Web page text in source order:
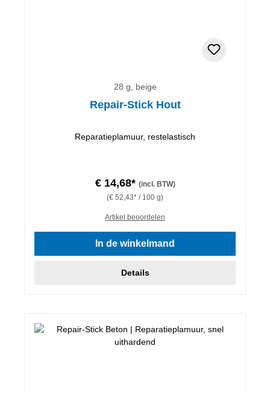
28 g, beige
Repair-Stick Hout
Reparatieplamuur, restelastisch
€ 14,68* (incl. BTW)
(€ 52,43* / 100 g)
Artikel beoordelen
In de winkelmand
Details